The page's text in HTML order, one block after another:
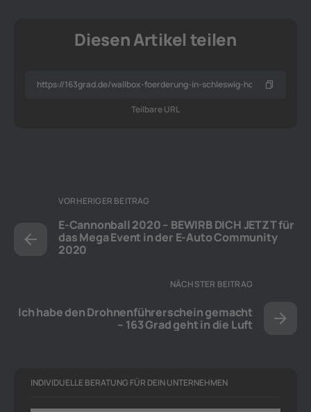
Diesen Artikel teilen
Teilbare URL
VORHERIGER BEITRAG
E-Cannonball 2020 – BEWIRB DICH JETZT für
das Mega Event in der E-Auto Community
2020
NÄCHSTER BEITRAG
Ich habe den Drohnenführerschein gemacht
– 163 Grad geht in die Luft
INDIVIDUELLE BERATUNG FÜR DEIN UNTERNEHMEN